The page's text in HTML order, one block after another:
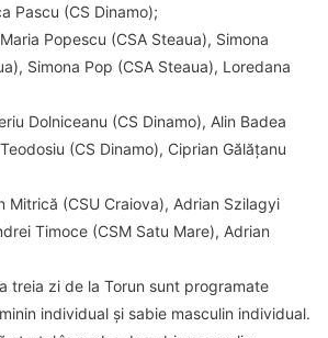
Pascu (CS Dinamo);
Popescu (CSA Steaua), Simona
Simona Pop (CSA Steaua), Loredana
Dolniceanu (CS Dinamo), Alin Badea
(CS Dinamo), Ciprian Gălățanu
Mitrică (CSU Craiova), Adrian Szilagyi
Timoce (CSM Satu Mare), Adrian
treia zi de la Torun sunt programate
individual și sabie masculin individual.